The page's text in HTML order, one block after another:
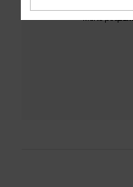
Muito